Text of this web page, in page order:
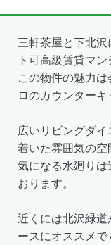
三軒茶屋と下北
ト可高級賃貸マン
この物件の魅力
ロのカウンターキ
広いリビングダ
着いた雰囲気の空
気になる水廻り
おります。
近くには北沢緑
ースにオススメで